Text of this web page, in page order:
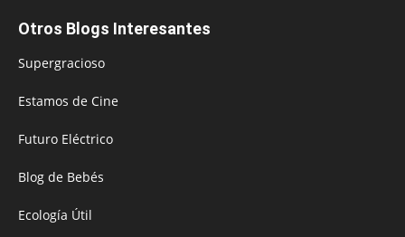
Otros Blogs Interesantes
Supergracioso
Estamos de Cine
Futuro Eléctrico
Blog de Bebés
Ecología Útil